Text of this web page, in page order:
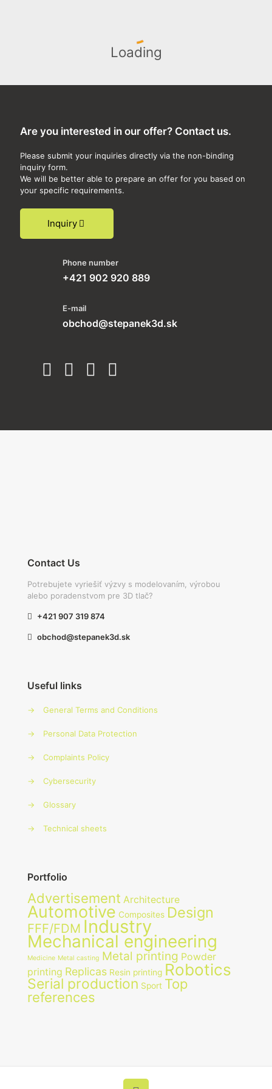
Loading
Are you interested in our offer? Contact us.
Please submit your inquiries directly via the non-binding
inquiry form.
We will be better able to prepare an offer for you based on
your specific requirements.
Inquiry
Phone number
+421 902 920 889
E-mail
obchod@stepanek3d.sk
Contact Us
Potrebujete vyriešiť výzvy s modelovaním, výrobou
alebo poradenstvom pre 3D tlač?
+421 907 319 874
obchod@stepanek3d.sk
Useful links
→ General Terms and Conditions
→ Personal Data Protection
→ Complaints Policy
→ Cybersecurity
→ Glossary
→ Technical sheets
Portfolio
Advertisement Architecture
Automotive Composites Design
FFF/FDM Industry
Mechanical engineering
Medicine Metal casting Metal printing Powder
printing Replicas Resin printing Robotics
Serial production Sport Top
references